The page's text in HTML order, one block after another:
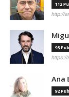
112
http://
95
https://
Ana
92